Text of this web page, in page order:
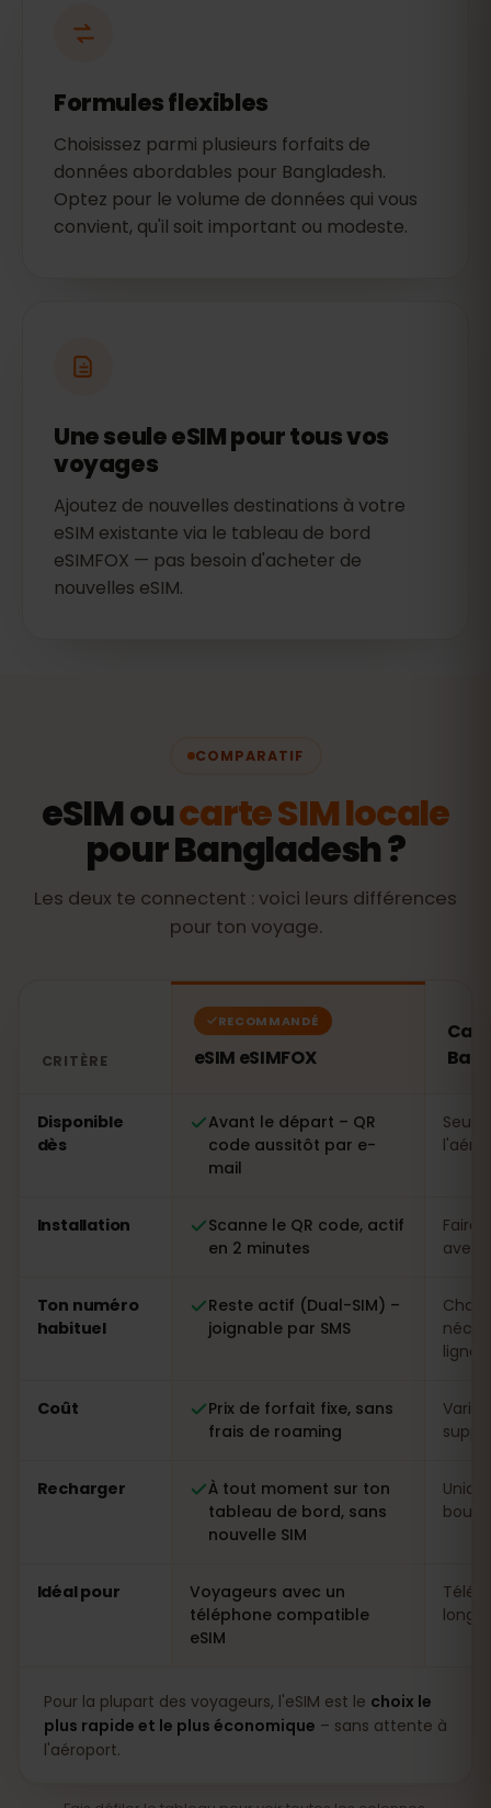
Formules flexibles
Choisissez parmi plusieurs forfaits de
données abordables pour Bangladesh.
Optez pour le volume de données qui vous
convient, qu'il soit important ou modeste.
Une seule eSIM pour tous vos
voyages
Ajoutez de nouvelles destinations à votre
eSIM existante via le tableau de bord
eSIMFOX — pas besoin d'acheter de
nouvelles eSIM.
COMPARATIF
eSIM oucarte SIM locale
pour Bangladesh ?
Les deux te connectent : voici leurs différences
pour ton voyage.
CRITÈRE
RECOMMANDÉ
eSIM eSIMFOX
Disponible
dès
Avant le départ – QR
code aussitôt par e-
mail
Installation
Scanne le QR code, actif
en 2 minutes
Faire
avec
Ton numéro
habituel
Reste actif (Dual-SIM) –
joignable par SMS
ligne
Coût
Prix de forfait fixe, sans
frais de roaming
Recharger
À tout moment sur ton
tableau de bord, sans
nouvelle SIM
Idéal pour
Voyageurs avec un
téléphone compatible
eSIM
longs
Pour la plupart des voyageurs, l'eSIM est le choix le
plus rapide et le plus économique – sans attente à
l'aéroport.